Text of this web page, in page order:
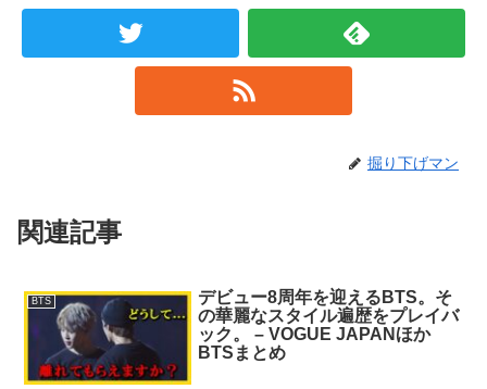
掘り下げマン
関連記事
BTS
デビュー8周年を迎えるBTS。そ
の華麗なスタイル遍歴をプレイバ
ック。 – VOGUE JAPANほか
BTSまとめ